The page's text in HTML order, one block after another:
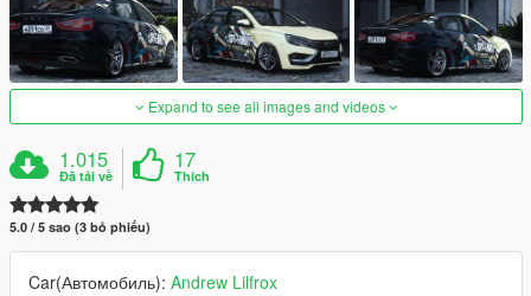
Expand to see all images and videos
1.015
Đã tải về
17
Thích
5.0 / 5 sao (3 bỏ phiếu)
Car(Автомобиль): Andrew Lilfrox